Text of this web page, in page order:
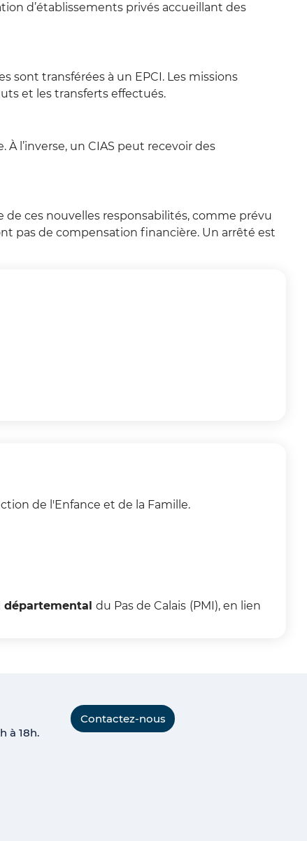
d’établissements privés accueillant des
sont transférées à un EPCI. Les missions
et les transferts effectués.
l’inverse, un CIAS peut recevoir des
ces nouvelles responsabilités, comme prévu
pas de compensation financière. Un arrêté est
de l'Enfance et de la Famille.
départemental du Pas de Calais (PMI), en lien
à 18h.
Contactez-nous